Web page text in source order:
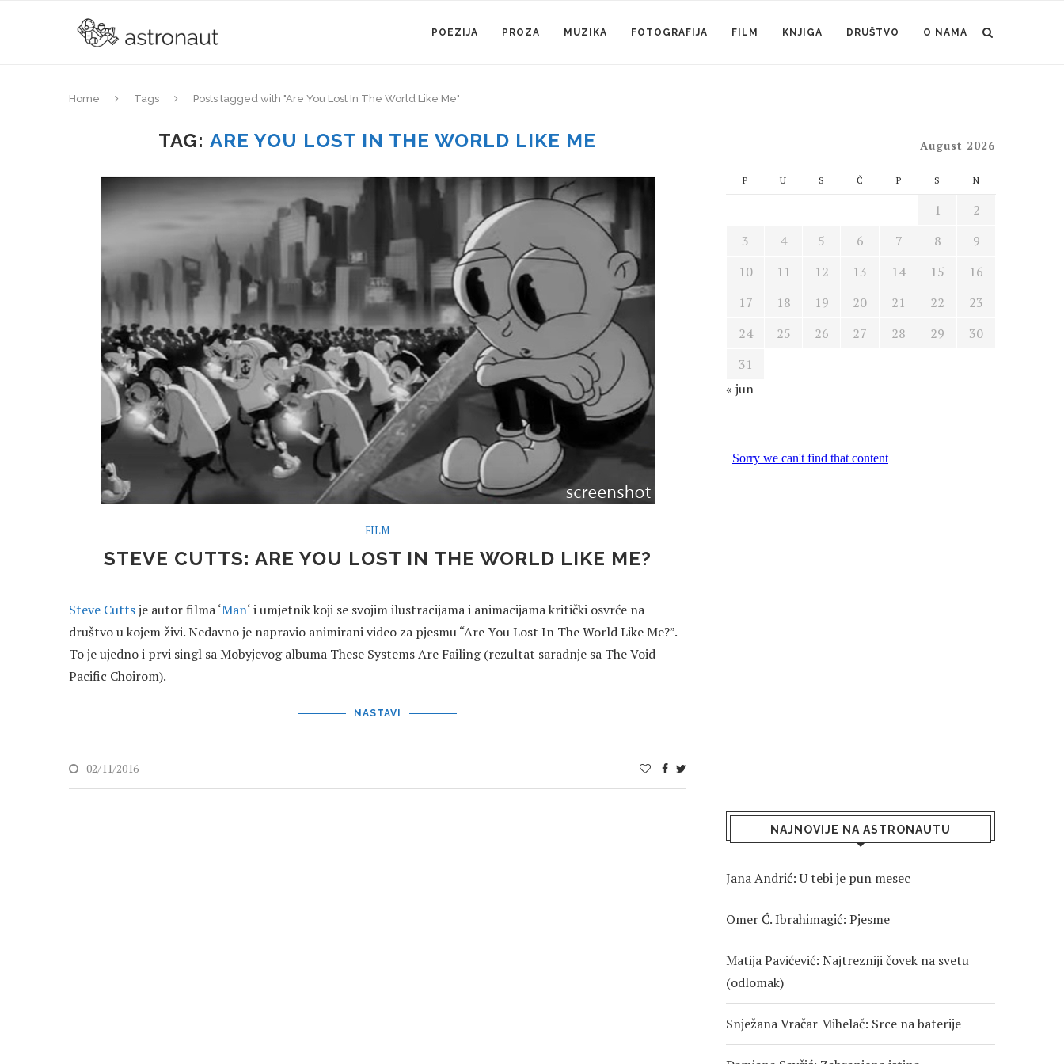
POEZIJA PROZA MUZIKA FOTOGRAFIJA FILM KNJIGA DRUŠTVO O NAMA
Home Tags Posts tagged with "Are You Lost In The World Like Me"
TAG:ARE YOU LOST IN THE WORLD LIKE ME
FILM
STEVE CUTTS: ARE YOU LOST IN THE WORLD LIKE ME?
Steve Cuttsje autor filma ‘Man‘ i umjetnik koji se svojim ilustracijama i animacijama kritički osvrće na
društvo u kojem živi. Nedavno je napravio animirani video za pjesmu “Are You Lost In The World Like Me?”.
To je ujedno i prvi singl sa Mobyjevog albuma These Systems Are Failing (rezultat saradnje sa The Void
Pacific Choirom).
NASTAVI
02/11/2016
August 2026
P U S Č P S N
1
2
3
4 5 6 7 8
9
10
11 12 13 14 15
16
17
18 19 20 21 22
23
24
25 26 27 28 29
30
31
« jun
NAJNOVIJE NA ASTRONAUTU
Jana Andrić: U tebi je pun mesec
Omer Ć. Ibrahimagić: Pjesme
Matija Pavićević: Najtrezniji čovek na svetu
(odlomak)
Snježana Vračar Mihelač: Srce na baterije